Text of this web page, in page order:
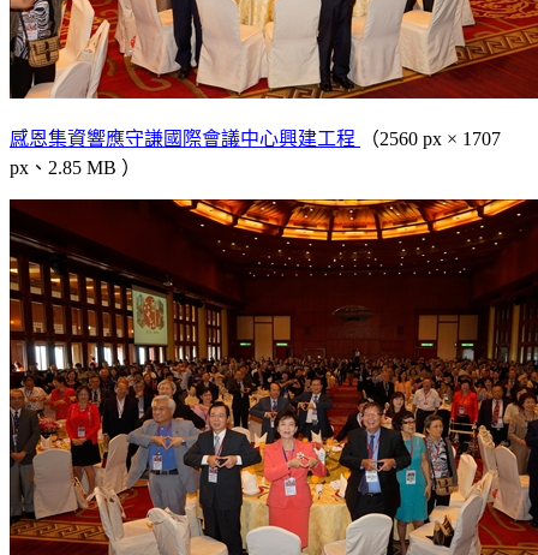
感恩集資響應守謙國際會議中心興建工程
（2560 px × 1707
px、2.85 MB ）